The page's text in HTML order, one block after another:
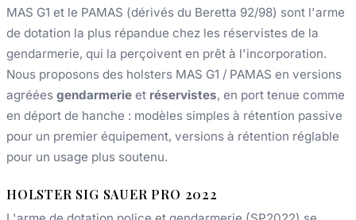
MAS G1 et le PAMAS (dérivés du Beretta 92/98) sont l'arme
de dotation la plus répandue chez les réservistes de la
gendarmerie, qui la perçoivent en prêt à l'incorporation.
Nous proposons des holsters MAS G1 / PAMAS en versions
agréées gendarmerie et réservistes, en port tenue comme
en déport de hanche : modèles simples à rétention passive
pour un premier équipement, versions à rétention réglable
pour un usage plus soutenu.
HOLSTER SIG SAUER PRO 2022